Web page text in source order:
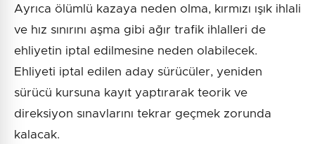
Ayrıca ölümlü kazaya neden olma, kırmızı ışık ihlali
ve hız sınırını aşma gibi ağır trafik ihlalleri de
ehliyetin iptal edilmesine neden olabilecek.
Ehliyeti iptal edilen aday sürücüler, yeniden
sürücü kursuna kayıt yaptırarak teorik ve
direksiyon sınavlarını tekrar geçmek zorunda
kalacak.